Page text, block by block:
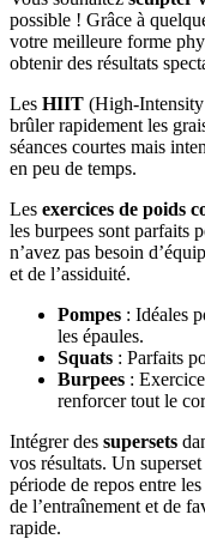
possible ! Grâce à
votre meilleure forme
obtenir des résultats
Les HIIT (High-
brûler rapidement les
séances courtes mais
en peu de temps.
Les exercices de poids
les burpees sont parfaits
n’avez pas besoin
et de l’assiduité.
Pompes : Idéales
les épaules.
Squats : Parfaits
Burpees :
renforcer tout le
Intégrer des supersets
vos résultats. Un
période de repos entre
de l’entraînement et de
rapide.